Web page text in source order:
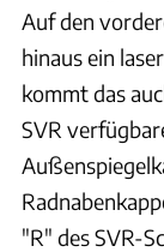
Auf den
hinaus ein
kommt das
SVR
"R" des SVR-